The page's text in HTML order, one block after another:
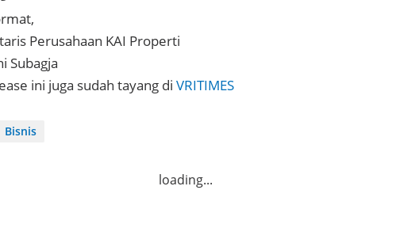
Perusahaan KAI Properti
Subagja
ini juga sudah tayang di VRITIMES
Bisnis
loading...